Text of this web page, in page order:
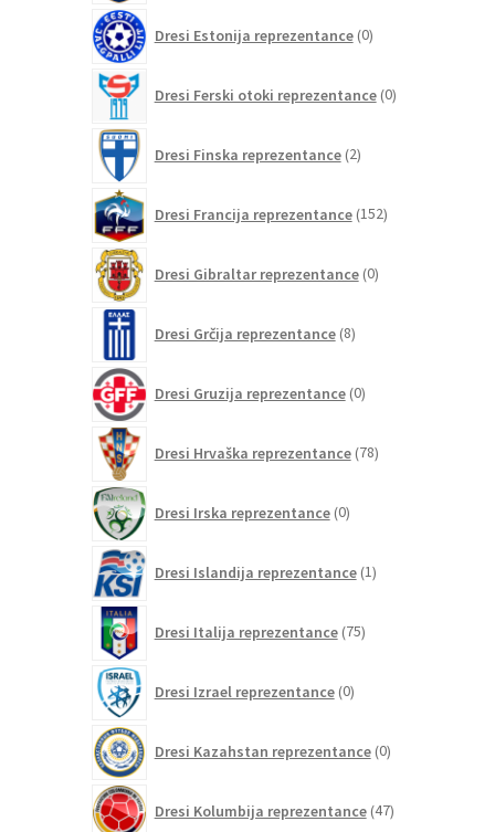
Dresi Estonija reprezentance 0izdelkov
Dresi Ferski otoki reprezentance 0izdelkov
Dresi Finska reprezentance 2izdelka
Dresi Francija reprezentance 152izdelkov
Dresi Gibraltar reprezentance 0izdelkov
Dresi Grčija reprezentance 8izdelkov
Dresi Gruzija reprezentance 0izdelkov
Dresi Hrvaška reprezentance 78izdelkov
Dresi Irska reprezentance 0izdelkov
Dresi Islandija reprezentance 1izdelek
Dresi Italija reprezentance 75izdelkov
Dresi Izrael reprezentance 0izdelkov
Dresi Kazahstan reprezentance 0izdelkov
Dresi Kolumbija reprezentance 47izdelkov